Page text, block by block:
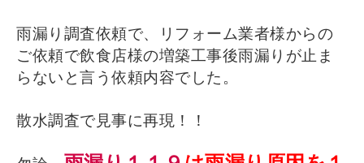
雨漏り調査依頼で、リフォーム業者様からの
ご依頼で飲食店様の増築工事後雨漏りが止ま
らないと言う依頼内容でした。
散水調査で見事に再現！！